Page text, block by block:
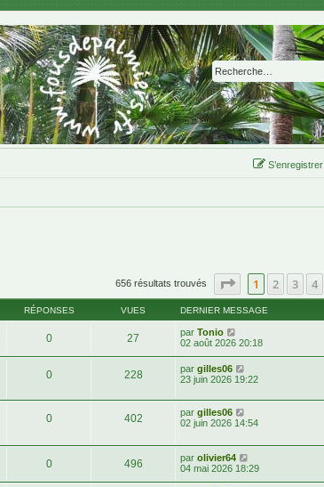
S’enregistrer
656 résultats trouvés Page sur14
1 2 3 4
RÉPONSES VUES DERNIER MESSAGE
0 27 par Tonio
02 août 2026 20:18
0 228 par gilles06
23 juin 2026 19:22
0 402 par gilles06
02 juin 2026 14:54
0 496 par olivier64
04 mai 2026 18:29